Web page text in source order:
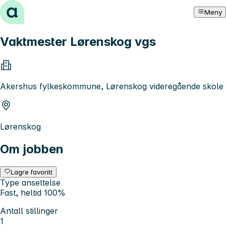
Hopp til innhold Meny
Vaktmester Lørenskog vgs
Akershus fylkeskommune, Lørenskog videregående skole
Lørenskog
Om jobben
Lagre favoritt
Type ansettelse
Fast, heltid 100%
Antall stillinger
1